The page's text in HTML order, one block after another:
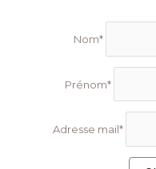
Nom*
Prénom*
Adresse mail*